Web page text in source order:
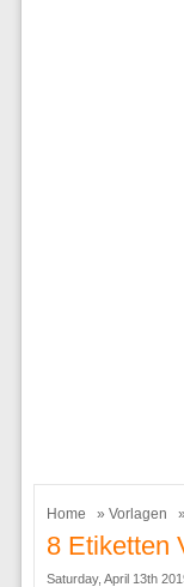
Home » Vorlagen
8 Etiketten
Saturday, April 13th